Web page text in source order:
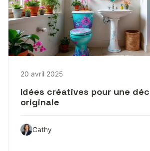
20 avril 2025
Idées créatives pour une
originale
Cathy